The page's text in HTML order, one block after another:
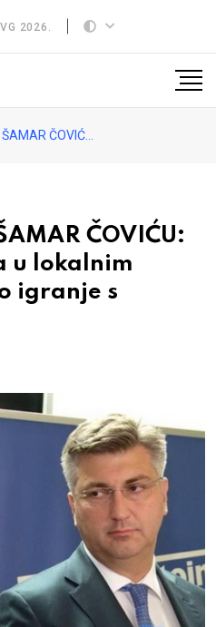
2026.
u lokalnim medijima, skupo igranje s Rusima
ČOVIĆU:
u lokalnim
igranje s